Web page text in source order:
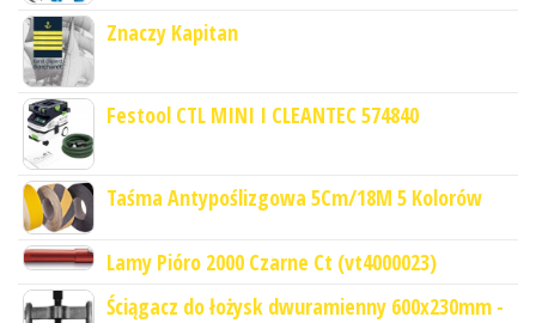
Znaczy Kapitan
Festool CTL MINI I CLEANTEC 574840
Taśma Antypoślizgowa 5Cm/18M 5 Kolorów
Lamy Pióro 2000 Czarne Ct (vt4000023)
Ściągacz do łożysk dwuramienny 600x230mm -